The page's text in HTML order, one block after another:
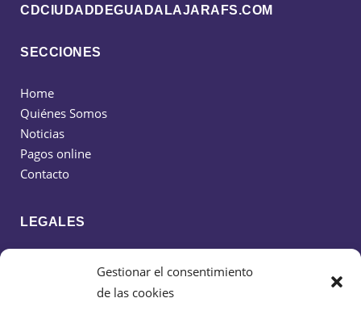
Gestionar el consentimiento
de las cookies
CDCIUDADDEGUADALAJARAFS.COM
SECCIONES
Home
Quiénes Somos
Noticias
Pagos online
Contacto
LEGALES